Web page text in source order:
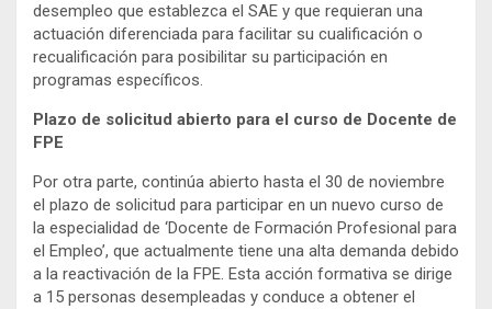
desempleo que establezca el SAE y que requieran una
actuación diferenciada para facilitar su cualificación o
recualificación para posibilitar su participación en
programas específicos.
Plazo de solicitud abierto para el curso de Docente de
FPE
Por otra parte, continúa abierto hasta el 30 de noviembre
el plazo de solicitud para participar en un nuevo curso de
la especialidad de ‘Docente de Formación Profesional para
el Empleo’, que actualmente tiene una alta demanda debido
a la reactivación de la FPE. Esta acción formativa se dirige
a 15 personas desempleadas y conduce a obtener el